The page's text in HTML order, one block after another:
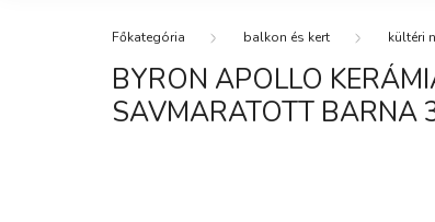
balkon és kert kültéri
BYRON APOLLO
SAVMARATOTT BARNA